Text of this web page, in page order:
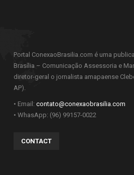
Portal ConexaoBrasilia.com é uma
Brasília – Comunicação Assessoria e
diretor-geral o jornalista amapaense
AP).
• Email: contato@conexaobrasilia.com
• WhasApp: (96) 99157-0022
CONTACT